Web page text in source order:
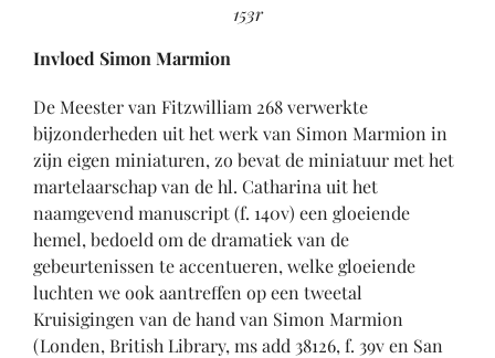
153r
Invloed Simon Marmion
De Meester van Fitzwilliam 268 verwerkte
bijzonderheden uit het werk van Simon Marmion in
zijn eigen miniaturen, zo bevat de miniatuur met het
martelaarschap van de hl. Catharina uit het
naamgevend manuscript (f. 140v) een gloeiende
hemel, bedoeld om de dramatiek van de
gebeurtenissen te accentueren, welke gloeiende
luchten we ook aantreffen op een tweetal
Kruisigingen van de hand van Simon Marmion
(Londen, British Library, ms add 38126, f. 39v en San